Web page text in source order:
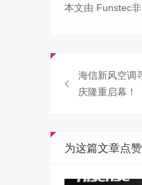
本文由 Funstec
海信新风空调
庆隆重启幕！
为这篇文章点